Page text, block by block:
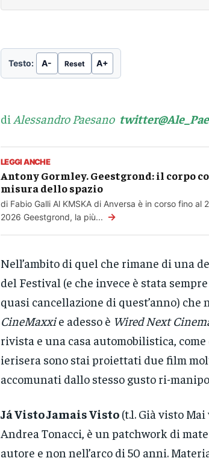
Testo: A- Reset A+
di Alessandro Paesano
LEGGI ANCHE
Antony Gormley. Geestgrond: il corpo
misura dello spazio
di Fabio Galli Al KMSKA di Anversa è in corso fino al
2026 Geestgrond, la più... →
Nell’ambito di quel che rimane di una
del Festival (e che invece è stata
quasi cancellazione di quest’anno) che
CineMaxxie adesso è Wired Next
rivista e una casa automobilistica,
ierisera sono stai proiettati due film
accomunati dallo stesso gusto ri-
Já Visto Jamais Visto(t.l. Già visto Mai
Andrea Tonacci, è un patchwork di
autore e non nell’arco di 50 anni.